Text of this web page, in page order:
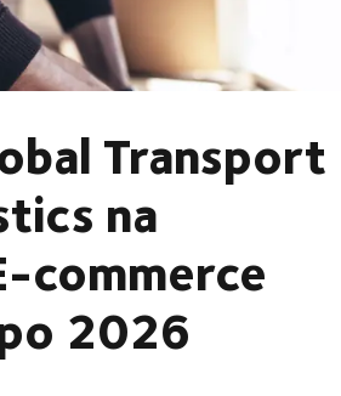
Transport
na
commerce
2026